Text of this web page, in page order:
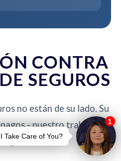
CONTRA
SEGUROS
no están de su lado. Su
- nuestro trabajo es